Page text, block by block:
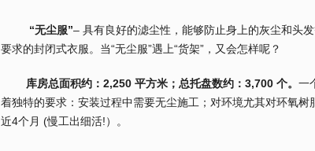
​“无尘服”– 具有良好的滤尘性，能够防止身上的灰尘和头
要求的封闭式衣服。当“无尘服”遇上“货架”，又会怎样呢？
库房总面积约：2,250 平方米 ； 总托盘数约： 3,700 个。 一
着独特的要求：安装过程中需要无尘施工；对环境尤其对环氧
近4个月 (慢工出细活!）。